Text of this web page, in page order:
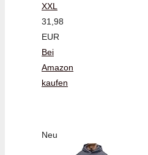
XXL
31,98
EUR
Bei
Amazon
kaufen
Neu